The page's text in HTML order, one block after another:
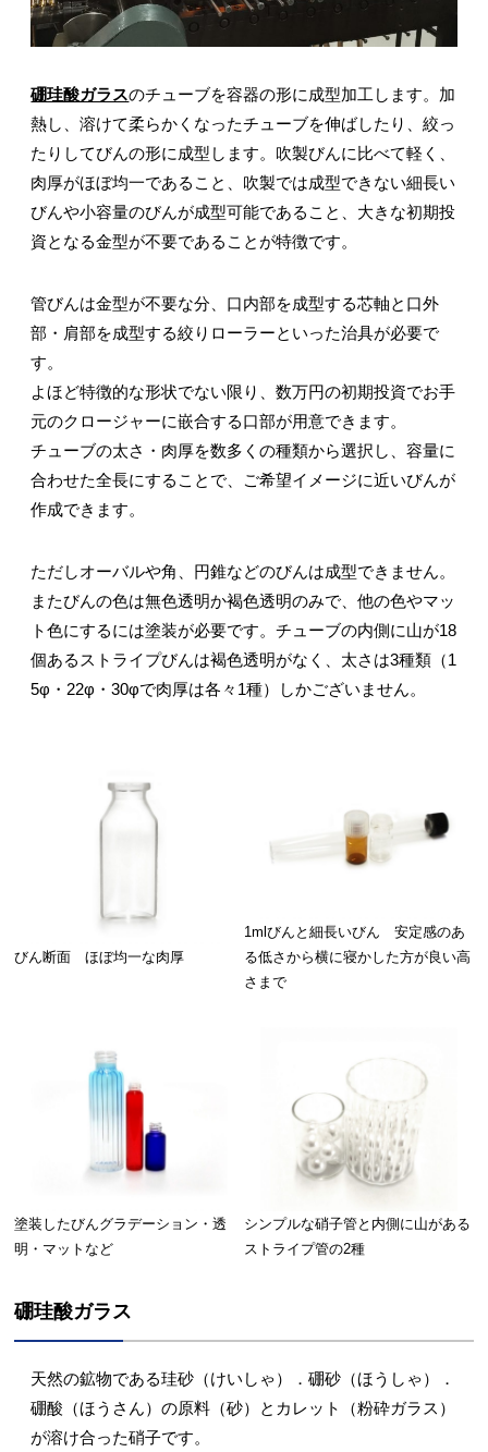
硼珪酸ガラスのチューブを容器の形に成型加工します。加
熱し、溶けて柔らかくなったチューブを伸ばしたり、絞っ
たりしてびんの形に成型します。吹製びんに比べて軽く、
肉厚がほぼ均一であること、吹製では成型できない細長い
びんや小容量のびんが成型可能であること、大きな初期投
資となる金型が不要であることが特徴です。
管びんは金型が不要な分、口内部を成型する芯軸と口外
部・肩部を成型する絞りローラーといった治具が必要で
す。
よほど特徴的な形状でない限り、数万円の初期投資でお手
元のクロージャーに嵌合する口部が用意できます。
チューブの太さ・肉厚を数多くの種類から選択し、容量に
合わせた全長にすることで、ご希望イメージに近いびんが
作成できます。
ただしオーバルや角、円錐などのびんは成型できません。
またびんの色は無色透明か褐色透明のみで、他の色やマッ
ト色にするには塗装が必要です。チューブの内側に山が18
個あるストライプびんは褐色透明がなく、太さは3種類（1
5φ・22φ・30φで肉厚は各々1種）しかございません。
びん断面 ほぼ均一な肉厚
1mlびんと細長いびん 安定感のあ
る低さから横に寝かした方が良い高
さまで
塗装したびんグラデーション・透
明・マットなど
シンプルな硝子管と内側に山がある
ストライプ管の2種
硼珪酸ガラス
天然の鉱物である珪砂（けいしゃ）．硼砂（ほうしゃ）．
硼酸（ほうさん）の原料（砂）とカレット（粉砕ガラス）
が溶け合った硝子です。